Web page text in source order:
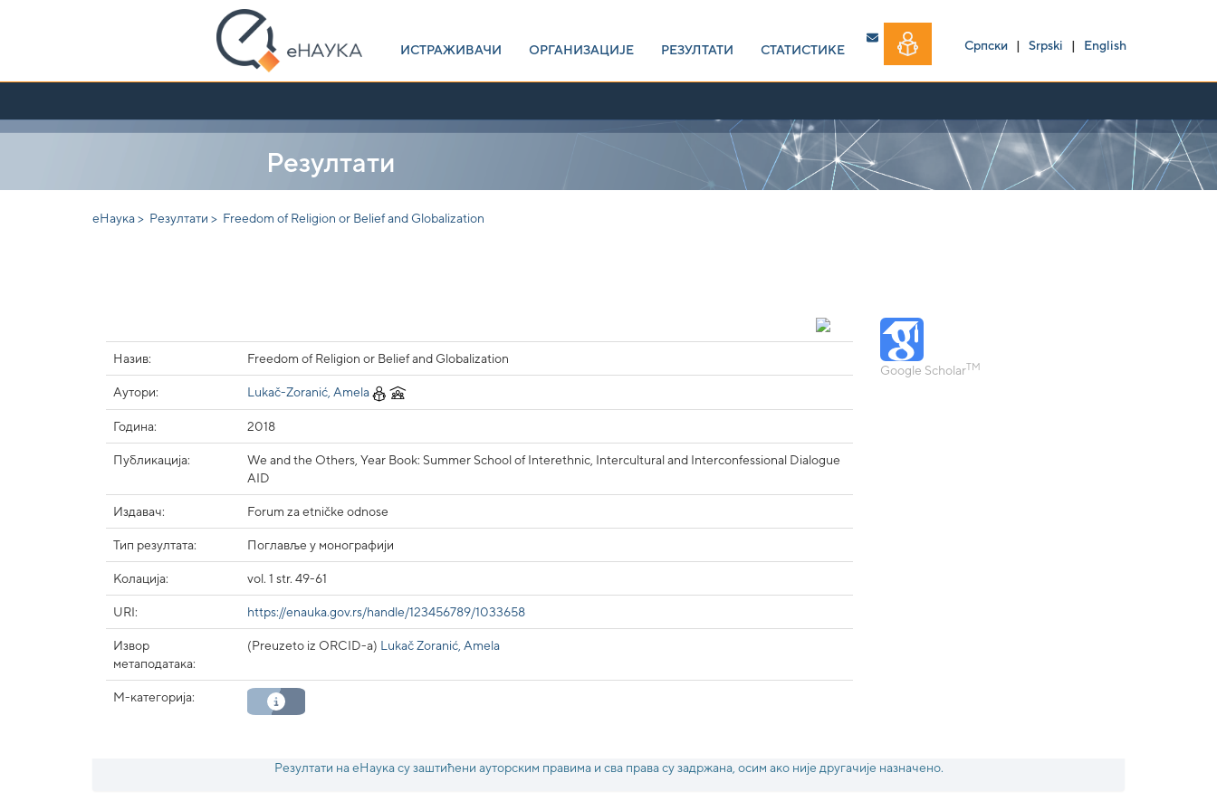
ИСТРАЖИВАЧИ
ОРГАНИЗАЦИЈЕ РЕЗУЛТАТИ СТАТИСТИКЕ Српски |Srpski | English
Резултати
еНаука > Резултати > Freedom of Religion or Belief and Globalization
Назив: Freedom of Religion or Belief and Globalization
Аутори: Lukač-Zoranić, Amela
Година: 2018
Публикација:
We and the Others, Year Book: Summer School of Interethnic, Intercultural and Interconfessional Dialogue
AID
Издавач: Forum za etničke odnose
Тип резултата: Поглавље у монографији
Колација: vol. 1 str. 49-61
URI: https://enauka.gov.rs/handle/123456789/1033658
Извор
метаподатака:
(Preuzeto iz ORCID-a) Lukač Zoranić, Amela
М-категорија:
Google ScholarTM
Резултати на еНаука су заштићени ауторским правима и сва права су задржана, осим ако није другачије назначено.